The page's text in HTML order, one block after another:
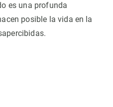
es una profunda
posible la vida en la